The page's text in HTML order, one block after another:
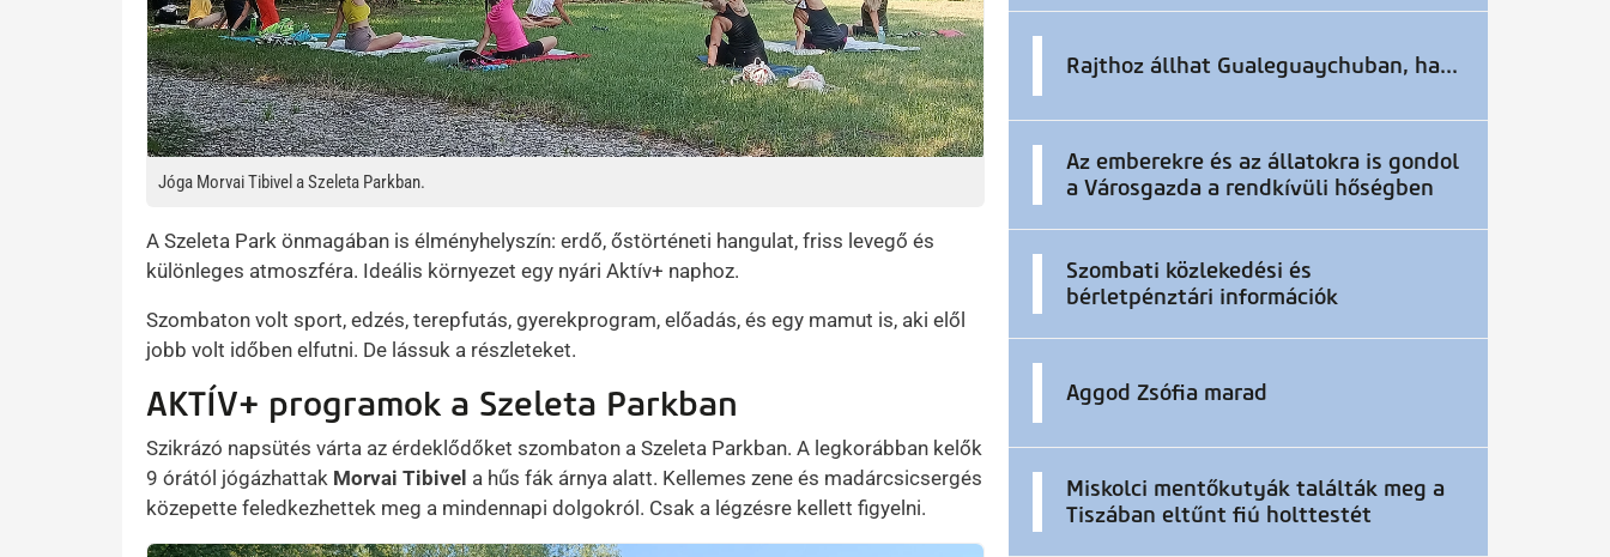
Jóga Morvai Tibivel a Szeleta Parkban.
A Szeleta Park önmagában is élményhelyszín: erdő, őstörténeti hangulat, friss levegő és
különleges atmoszféra. Ideális környezet egy nyári Aktív+ naphoz.
Szombaton volt sport, edzés, terepfutás, gyerekprogram, előadás, és egy mamut is, aki elől
jobb volt időben elfutni. De lássuk a részleteket.
AKTÍV+ programok a Szeleta Parkban
Szikrázó napsütés várta az érdeklődőket szombaton a Szeleta Parkban. A legkorábban kelők
9 órától jógázhattak Morvai Tibivel a hűs fák árnya alatt. Kellemes zene és madárcsicsergés
közepette feledkezhettek meg a mindennapi dolgokról. Csak a légzésre kellett figyelni.
Rajthoz állhat Gualeguaychuban, ha...
Az emberekre és az állatokra is gondol
a Városgazda a rendkívüli hőségben
Szombati közlekedési és
bérletpénztári információk
Aggod Zsófia marad
Miskolci mentőkutyák találták meg a
Tiszában eltűnt fiú holttestét